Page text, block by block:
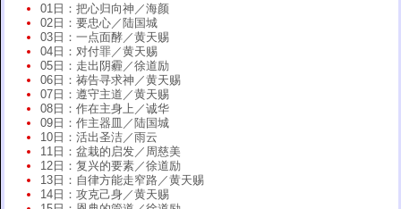
01日：把心归向神／海颜
02日：要忠心／陆国城
03日：一点面酵／黄天赐
04日：对付罪／黄天赐
05日：走出阴霾／徐道励
06日：祷告寻求神／黄天赐
07日：遵守主道／黄天赐
08日：作在主身上／诚华
09日：作主器皿／陆国城
10日：活出圣洁／雨云
11日：盆栽的启发／周慈美
12日：复兴的要素／徐道励
13日：自律方能走窄路／黄天赐
14日：攻克己身／黄天赐